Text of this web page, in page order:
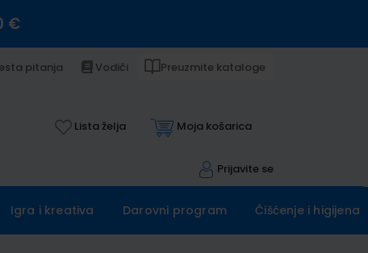
€
pitanja Vodiči Preuzmite kataloge
Lista želja Moja košarica
Prijavite se
Igra i kreativa Darovni program Čišćenje i higijena